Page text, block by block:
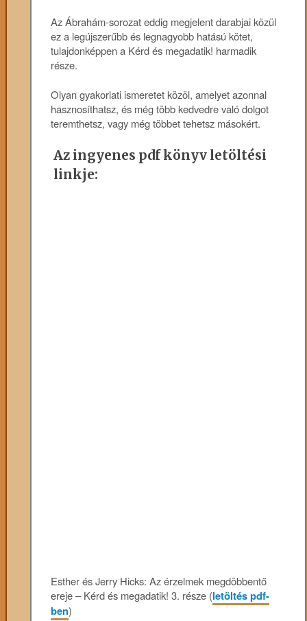
Az Ábrahám-sorozat eddig megjelent darabjai közül
ez a legújszerűbb és legnagyobb hatású kötet,
tulajdonképpen a Kérd és megadatik! harmadik
része.
Olyan gyakorlati ismeretet közöl, amelyet azonnal
hasznosíthatsz, és még több kedvedre való dolgot
teremthetsz, vagy még többet tehetsz másokért.
Az ingyenes pdf könyv letöltési
linkje:
Esther és Jerry Hicks: Az érzelmek megdöbbentő
ereje – Kérd és megadatik! 3. része (letöltés pdf-
ben)